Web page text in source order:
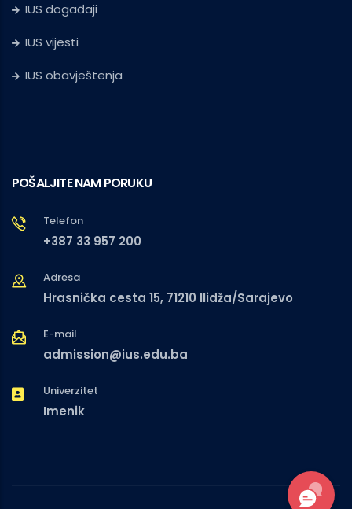
IUS događaji
IUS vijesti
IUS obavještenja
POŠALJITE NAM PORUKU
Telefon
+387 33 957 200
Adresa
Hrasnička cesta 15, 71210 Ilidža/Sarajevo
E-mail
admission@ius.edu.ba
Univerzitet
Imenik